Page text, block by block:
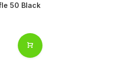
50 Black